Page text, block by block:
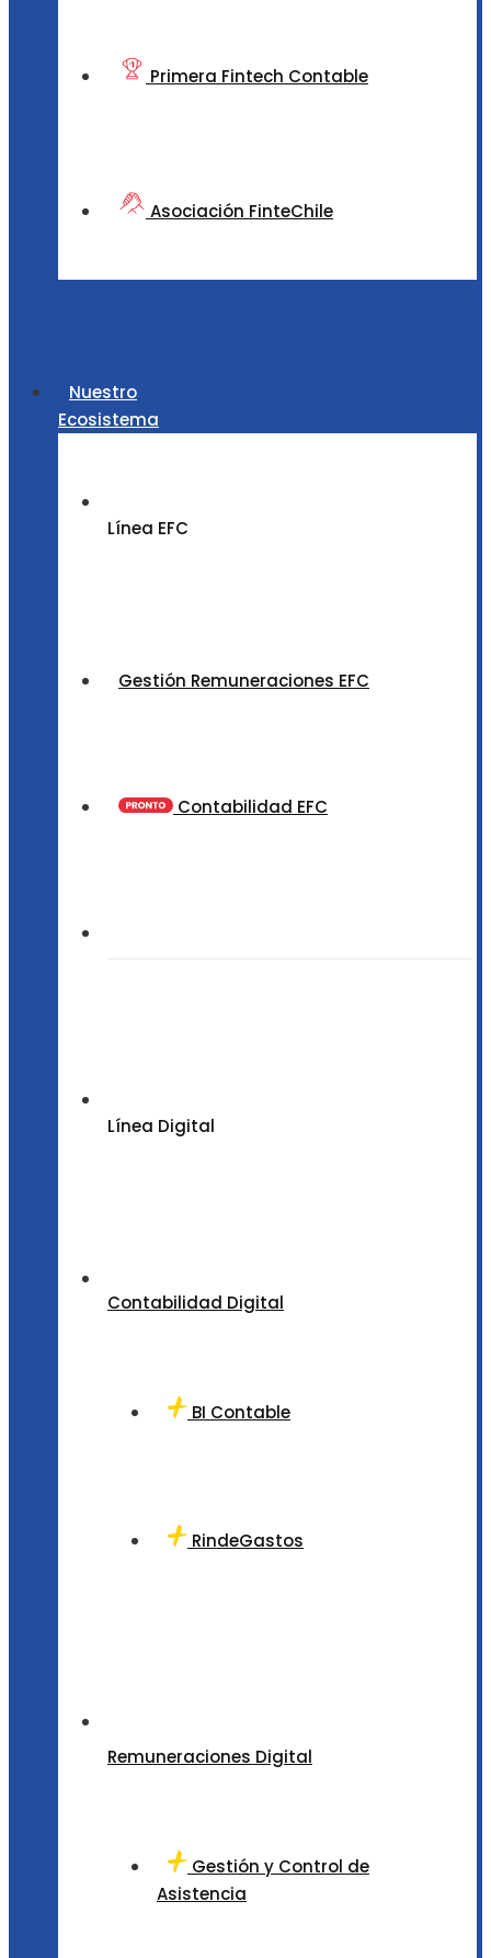
Primera Fintech Contable
Asociación FinteChile
Nuestro
Ecosistema
Línea EFC
Gestión Remuneraciones EFC
Contabilidad EFC
Línea Digital
Contabilidad Digital
BI Contable
RindeGastos
Remuneraciones Digital
Gestión y Control de
Asistencia